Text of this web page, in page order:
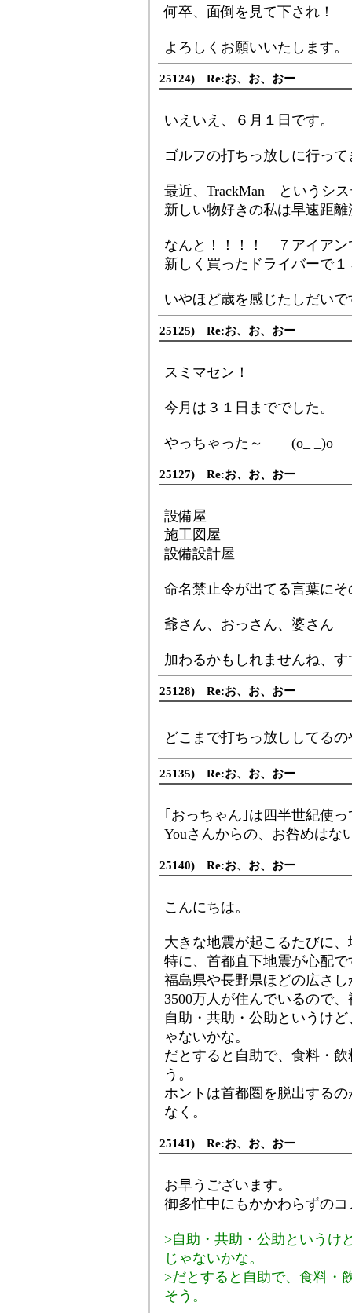
何卒、面倒を見て下され！
よろしくお願いいたします
25124) Re:お、お、おー
いえいえ、６月１日です
ゴルフの打ちっ放しに行っ
最近、TrackMan というシ
新しい物好きの私は早速距
なんと！！！！ ７アイアン
新しく買ったドライバーで
いやほど歳を感じたしだいで
25125) Re:お、お、おー
スミマセン！
今月は３１日まででした。
やっちゃった～ (o_ _)o
25127) Re:お、お、おー
設備屋
施工図屋
設備設計屋
命名禁止令が出てる言葉にそ
爺さん、おっさん、婆さん
加わるかもしれませんね、
25128) Re:お、お、おー
どこまで打ちっ放ししてる
25135) Re:お、お、おー
｢おっちゃん｣は四半世紀使
Youさんからの、お咎めはな
25140) Re:お、お、おー
こんにちは。
大きな地震が起こるたびに
特に、首都直下地震が心配で
福島県や長野県ほどの広さ
3500万人が住んでいるので
自助・共助・公助というけ
ゃないかな。
だとすると自助で、食料・
う。
ホントは首都圏を脱出する
なく。
25141) Re:お、お、おー
お早うございます。
御多忙中にもかかわらずの
>自助・共助・公助というけ
じゃないかな。
>だとすると自助で、食料・
そう。